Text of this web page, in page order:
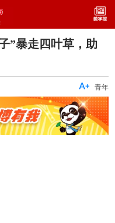
”暴走四叶草，助
青年
